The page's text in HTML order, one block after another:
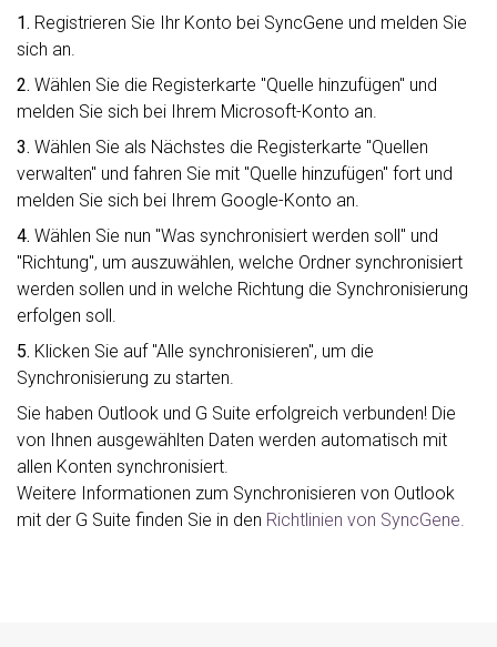
1. Registrieren Sie Ihr Konto bei SyncGene und melden Sie
sich an.
2. Wählen Sie die Registerkarte "Quelle hinzufügen" und
melden Sie sich bei Ihrem Microsoft-Konto an.
3. Wählen Sie als Nächstes die Registerkarte "Quellen
verwalten" und fahren Sie mit "Quelle hinzufügen" fort und
melden Sie sich bei Ihrem Google-Konto an.
4. Wählen Sie nun "Was synchronisiert werden soll" und
"Richtung", um auszuwählen, welche Ordner synchronisiert
werden sollen und in welche Richtung die Synchronisierung
erfolgen soll.
5. Klicken Sie auf "Alle synchronisieren", um die
Synchronisierung zu starten.
Sie haben Outlook und G Suite erfolgreich verbunden! Die
von Ihnen ausgewählten Daten werden automatisch mit
allen Konten synchronisiert.
Weitere Informationen zum Synchronisieren von Outlook
mit der G Suite finden Sie in den Richtlinien von SyncGene.